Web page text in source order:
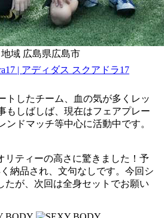
地域 広島県広島市
| アディダス スクアドラ17
トしたチーム、血の気が多くレッ
もしばしば、現在はフェアプレー
ンドマッチ等中心に活動中です。
リティーの高さに驚きました！予
納品され、文句なしです。今回シ
たが、次回は全身セットでお願い